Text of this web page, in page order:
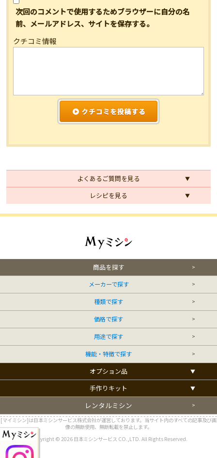
次回のコメントで使用するためブラウザーに自分の名
前、メールアドレス、サイトを保存する。
クチコミ情報
よくあるご質問を見る
レシピを見る
商品を探す
メーカーで探す
種類で探す
価格で探す
用途で探す
機能・特徴で探す
オプション品
手作りキット
レンタルミシン
[マイミシン]は日本ミシンサービス株式会社が運営しております。当サイト内のすべての記事及び画
像の無断使用、無断転載を禁止します。
Copyright © 2026 日本ミシンサービス CO.,LTD. All Rights Reserved.